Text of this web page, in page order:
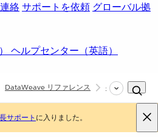
絡サポートを依頼 グローバル拠
ヘルプセンター（英語）
DataWeave リファレンス dw::util::Diff
サポート に入りました。